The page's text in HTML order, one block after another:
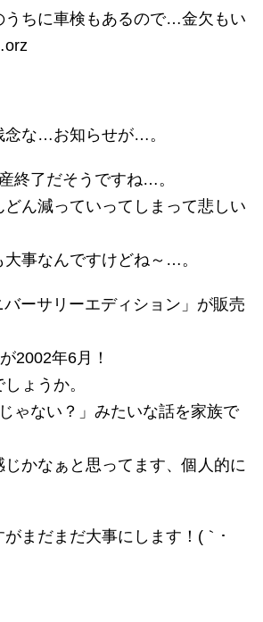
うちに車検もあるので…金欠もい
念な…お知らせが…。
終了だそうですね…。
ん減っていってしまって悲しい
事なんですけどね～…。
ーサリーエディション」が販売
2002年6月！
ょうか。
ゃない？」みたいな話を家族で
かなぁと思ってます、個人的に
まだまだ大事にします！(｀･